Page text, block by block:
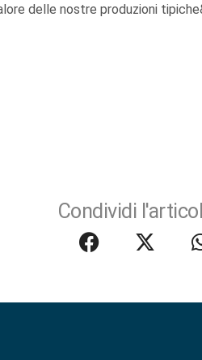
delle nostre produzioni
Condividi